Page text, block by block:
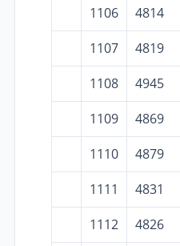
1106
4814
1107
4819
1108
4945
1109
4869
1110
4879
1111
4831
1112
4826